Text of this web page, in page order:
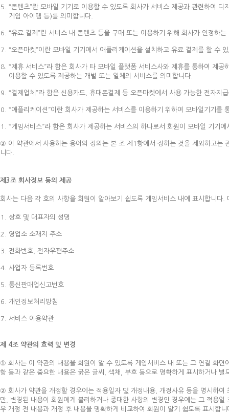
“콘텐츠”란 모바일 기기로 이용할 수 있도록 회사가 서비스 제공과 관련하여
게임 아이템 등)를 의미합니다.
“유료 결제”란 서비스 내 콘텐츠 등을 구매 또는 이용하기 위해 회사가 인정하
“오픈마켓”이란 모바일 기기에서 애플리케이션을 설치하고 유료 결제를 할 수
“제휴 서비스”라 함은 회사가 타 모바일 플랫폼 서비스사와 제휴를 통하여 제
이용할 수 있도록 제공하는 개별 또는 일체의 서비스를 의미합니다.
“결제업체”라 함은 신용카드, 휴대폰결제 등 오픈마켓에서 사용 가능한 전자지
“애플리케이션”이란 회사가 제공하는 서비스를 이용하기 위하여 모바일기기
“게임서비스”라 함은 회사가 제공하는 서비스의 하나로서 회원이 모바일 기기
② 이 약관에서 사용하는 용어의 정의는 본 조 제1항에서 정하는 것을 제외하고는
니다.
제3조 회사정보 등의 제공
회사는 다음 각 호의 사항을 회원이 알아보기 쉽도록 게임서비스 내에 표시합니
상호 및 대표자의 성명
영업소 소재지 주소
전화번호, 전자우편주소
사업자 등록번호
통신판매업신고번호
개인정보처리방침
서비스 이용약관
제 4조 약관의 효력 및 변경
① 회사는 이 약관의 내용을 회원이 알 수 있도록 게임서비스 내 또는 그 연결 화
항 등과 같은 중요한 내용은 굵은 글씨, 색채, 부호 등으로 명확하게 표시하거나
② 회사가 약관을 개정할 경우에는 적용일자 및 개정내용, 개정사유 등을 명시하
만, 변경된 내용이 회원에게 불리하거나 중대한 사항의 변경인 경우에는 그 적용
우 개정 전 내용과 개정 후 내용을 명확하게 비교하여 회원이 알기 쉽도록 표시합니